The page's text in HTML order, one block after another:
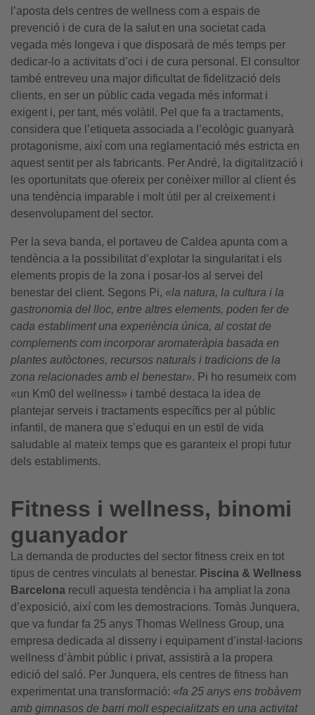
l’aposta dels centres de wellness com a espais de
prevenció i de cura de la salut en una societat cada
vegada més longeva i que disposarà de més temps per
dedicar-lo a activitats d’oci i de cura personal. El consultor
també entreveu una major dificultat de fidelització dels
clients, en ser un públic cada vegada més informat i
exigent i, per tant, més volàtil. Pel que fa a tractaments,
considera que l’etiqueta associada a l’ecològic guanyarà
protagonisme, així com una reglamentació més estricta en
aquest sentit per als fabricants. Per André, la digitalització i
les oportunitats que ofereix per conèixer millor al client és
una tendència imparable i molt útil per al creixement i
desenvolupament del sector.
Per la seva banda, el portaveu de Caldea apunta com a
tendència a la possibilitat d’explotar la singularitat i els
elements propis de la zona i posar-los al servei del
benestar del client. Segons Pi, «la natura, la cultura i la
gastronomia del lloc, entre altres elements, poden fer de
cada establiment una experiència única, al costat de
complements com incorporar aromateràpia basada en
plantes autòctones, recursos naturals i tradicions de la
zona relacionades amb el benestar». Pi ho resumeix com
«un Km0 del wellness» i també destaca la idea de
plantejar serveis i tractaments específics per al públic
infantil, de manera que s’eduqui en un estil de vida
saludable al mateix temps que es garanteix el propi futur
dels establiments.
Fitness i wellness, binomi
guanyador
La demanda de productes del sector fitness creix en tot
tipus de centres vinculats al benestar. Piscina & Wellness
Barcelona recull aquesta tendència i ha ampliat la zona
d’exposició, així com les demostracions. Tomàs Junquera,
que va fundar fa 25 anys Thomas Wellness Group, una
empresa dedicada al disseny i equipament d’instal·lacions
wellness d’àmbit públic i privat, assistirà a la propera
edició del saló. Per Junquera, els centres de fitness han
experimentat una transformació: «fa 25 anys ens trobàvem
amb gimnasos de barri molt especialitzats en una activitat